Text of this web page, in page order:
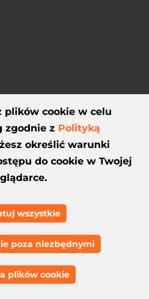
i tabletów,
Web Design) to
Dzięki temu
wyglądać i
na każdym
plików cookie w celu
zgodnie z Polityką
określić warunki
do cookie w Twojej
wszystkie
poza niezbędnymi
plików cookie